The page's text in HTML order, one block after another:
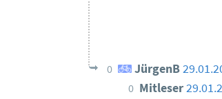
0 JürgenB
0 Mitleser